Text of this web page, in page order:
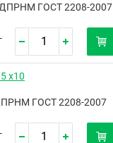
ДПРНМ ГОСТ 2208-2007
х10
ГОСТ 2208-2007